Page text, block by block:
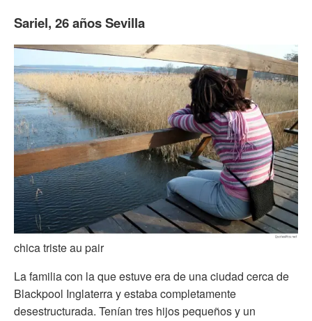
Sariel, 26 años Sevilla
chica triste au pair
La familia con la que estuve era de una ciudad cerca de
Blackpool Inglaterra y estaba completamente
desestructurada. Tenían tres hijos pequeños y un